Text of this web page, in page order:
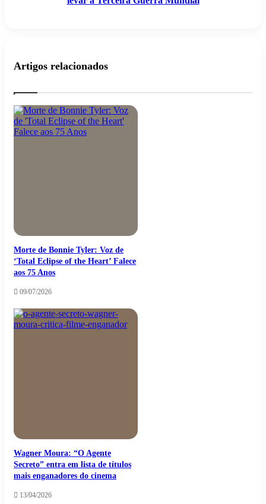
Artigos relacionados
Morte de Bonnie Tyler: Voz de
‘Total Eclipse of the Heart’ Falece
aos 75 Anos
09/07/2026
Wagner Moura: “O Agente
Secreto” entra em lista de títulos
mais enganadores do cinema
13/04/2026